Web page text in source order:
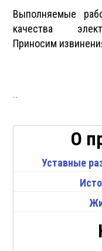
Выполняемые
качества
Приносим
..
О
Уставные